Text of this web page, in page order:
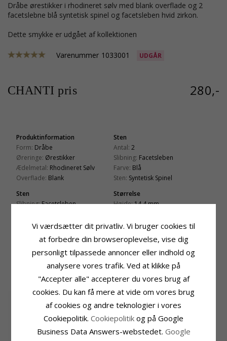
dråbe ørestikker i rhodineret sølv med blank overflade og 2
facetslebne blå syntetisk spinel og facetsleben hvid zirkon.
Dette smykke er udgået af kollektionen
Varenummer 1033001 UDGÅR
CHANTI pris 280,-
Produktinformation
Form: Dråbe
Øreringe: Ørestikker
Ædelmetal: Rhodineret Sølv
Overflade: Blank
Sten
Antal: 2
Slibning: Facetsleben
Farve: Blå
Sten: Syntetisk Spinel
Sten
Slibning:Facetsleben
Zirkon
Størrelse
Højde:14,4 mm
Leveringstid
Leveringstid:2-3 Hverdage
KUNDER DER HAR KØBT DENNE HAR
OGSÁ KØBT
SALE 25%
Vi værdsætter dit privatliv. Vi bruger cookies til
at forbedre din browseroplevelse, vise dig
personligt tilpassede annoncer eller indhold og
analysere vores trafik. Ved at klikke på
"Accepter alle" accepterer du vores brug af
cookies. Du kan få mere at vide om vores brug
af cookies og andre teknologier i vores
Cookiepolitik. Cookiepolitik og på Google
Business Data Answers-webstedet. Google